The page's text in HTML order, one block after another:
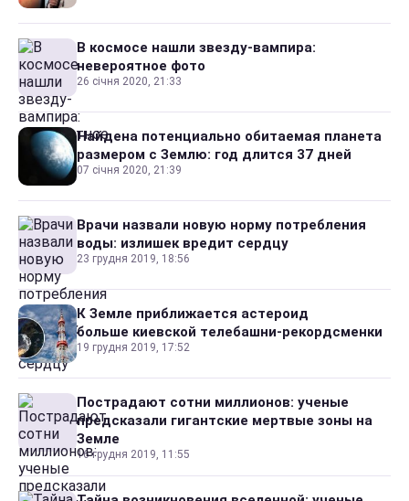
В космосе нашли звезду-вампира:
невероятное фото
26 січня 2020, 21:33
Найдена потенциально обитаемая планета
размером с Землю: год длится 37 дней
07 січня 2020, 21:39
Врачи назвали новую норму потребления
воды: излишек вредит сердцу
23 грудня 2019, 18:56
К Земле приближается астероид
больше киевской телебашни-рекордсменки
19 грудня 2019, 17:52
Пострадают сотни миллионов: ученые
предсказали гигантские мертвые зоны на
Земле
16 грудня 2019, 11:55